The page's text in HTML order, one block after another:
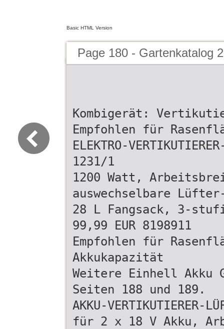
Basic HTML Version
Page 180 - Gartenkatalog
Kombigerät:
Empfohlen für
ELEKTRO-
1231/1
1200 Watt,
auswechselbare
28 L Fangsack, 3-
99,99 EUR 8198911
Empfohlen für
Akkukapazität
Weitere Einhell Akku
Seiten 188 und 189.
AKKU-VERTIKUTIERER-
für 2 x 18 V Akku,